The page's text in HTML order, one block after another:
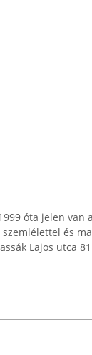
óta jelen van
és
Lajos utca